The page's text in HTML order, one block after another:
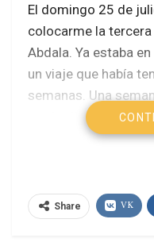
El domingo 25 de
colocarme la
Abdala. Ya estaba
un viaje que había
semanas. Una
mediodía, acomodé
verde y una bolsa
de cacri dormía
nos despedíamos
Share VK